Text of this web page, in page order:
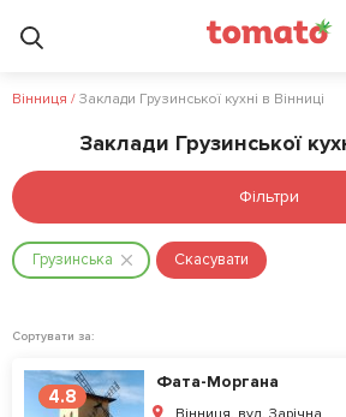
Вінниця / Заклади Грузинської кухні в Вінниці
Заклади Грузинської
Фільтри
Грузинська Скасувати
Сортувати за:
4.8
Фата-Моргана